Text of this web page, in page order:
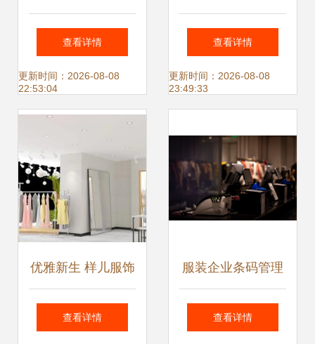
扣批发低价跑量
查看详情
更新时间：2026-08-08
22:53:04
何高效开展多店督
导
查看详情
更新时间：2026-08-08
23:49:33
优雅新生 样儿服饰
携第四代终端形象
查看详情
服装企业条码管理
系统选择指南 提升
查看详情